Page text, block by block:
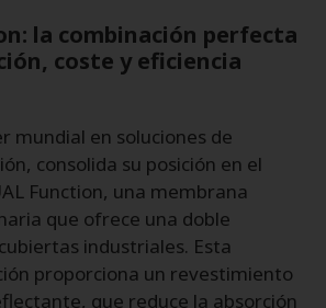
la combinación perfecta
coste y eficiencia
mundial en soluciones de
consolida su posición en el
Function, una membrana
que ofrece una doble
industriales. Esta
proporciona un revestimiento
que reduce la absorción